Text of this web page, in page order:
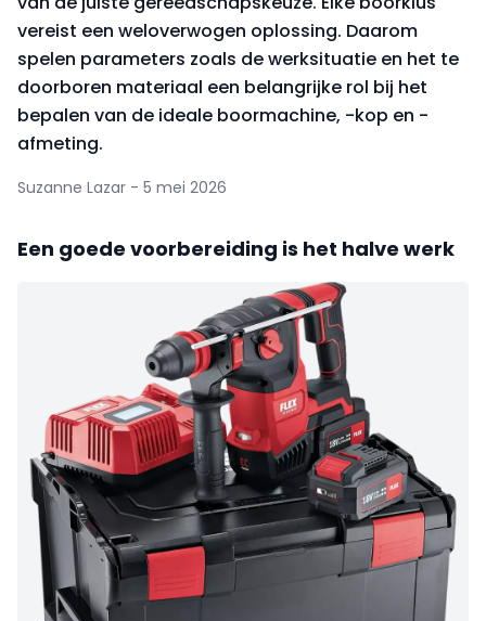
vereist een weloverwogen oplossing. Daarom
spelen parameters zoals de werksituatie en het te
doorboren materiaal een belangrijke rol bij het
bepalen van de ideale boormachine, -kop en -
afmeting.
Suzanne Lazar - 5 mei 2026
Een goede voorbereiding is het halve werk